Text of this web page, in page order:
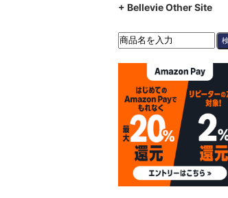
+ Bellevie Other Site